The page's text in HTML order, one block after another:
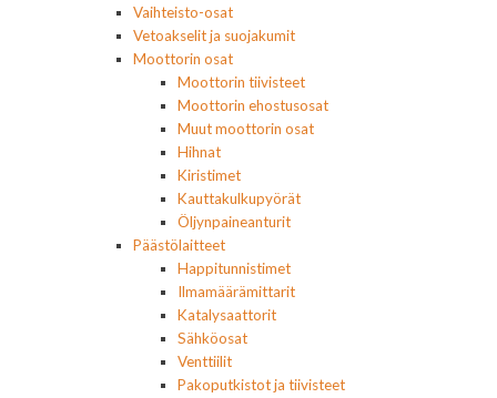
Vaihteisto-osat
Vetoakselit ja suojakumit
Moottorin osat
Moottorin tiivisteet
Moottorin ehostusosat
Muut moottorin osat
Hihnat
Kiristimet
Kauttakulkupyörät
Öljynpaineanturit
Päästölaitteet
Happitunnistimet
Ilmamäärämittarit
Katalysaattorit
Sähköosat
Venttiilit
Pakoputkistot ja tiivisteet